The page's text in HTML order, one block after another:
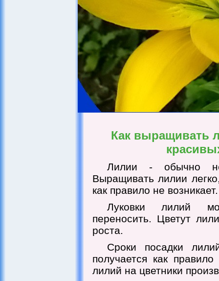
Как выращивать
Лилии - обычно
Выращивать лилии
как правило не возникает.
Луковки лилий
переносить. Цветут
роста.
Сроки посадки
получается как
лилий на цветники